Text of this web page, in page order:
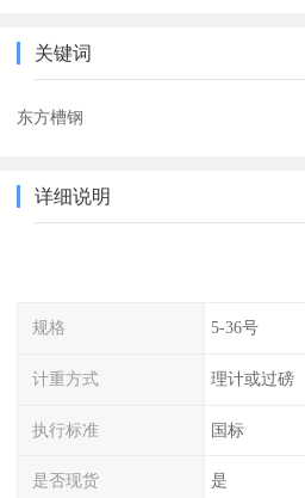
关键词
东方槽钢
详细说明
规格 5-36号
计重方式 理计或过磅
执行标准 国标
是否现货 是